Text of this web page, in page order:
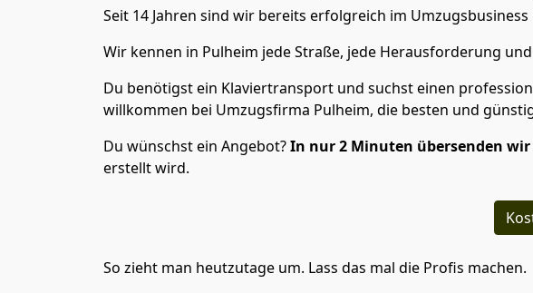
Seit 14 Jahren sind wir bereits erfolgreich im
Wir kennen in Pulheim jede Straße, jede Herausforderung
Du benötigst ein Klaviertransport und suchst einen
willkommen bei Umzugsfirma Pulheim, die besten und
Du wünschst ein Angebot?In nur 2 Minuten übersenden
erstellt wird.
So zieht man heutzutage um. Lass das mal die Profis machen.